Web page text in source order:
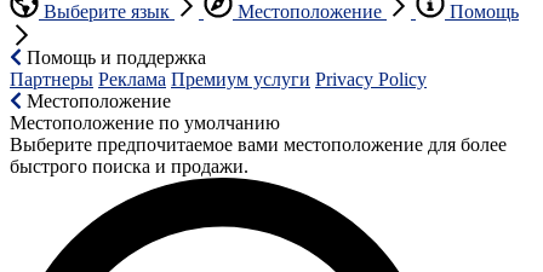
Выберите язык
Местоположение Помощь
Помощь и поддержка
Партнеры Реклама Премиум услуги Privacy Policy
Местоположение
Местоположение по умолчанию
Выберите предпочитаемое вами местоположение для более
быстрого поиска и продажи.